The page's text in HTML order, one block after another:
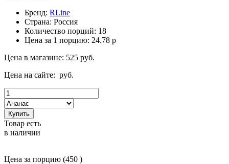
Бренд: RLine
Страна: Россия
Количество порций: 18
Цена за 1 порцию: 24.78 р
Цена в магазине: 525 руб.
Цена на сайте: руб.
Купить
Товар есть
в наличии
Цена за порцию (450 )